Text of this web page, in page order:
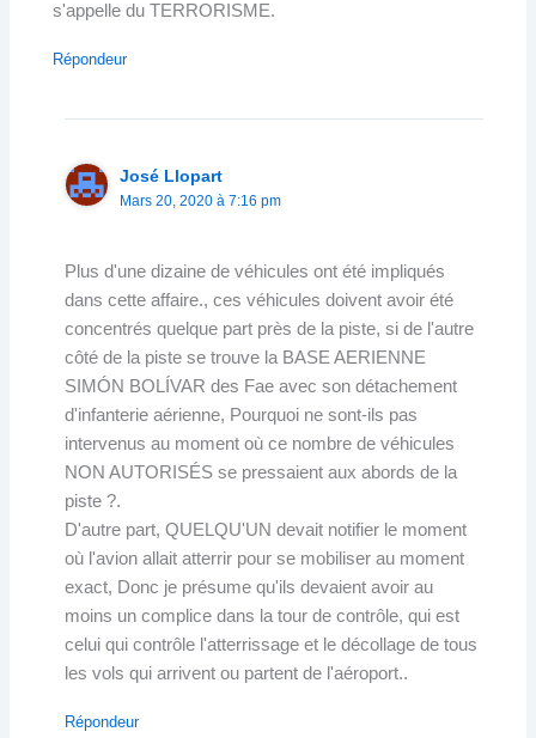
s'appelle du TERRORISME.
Répondeur
José Llopart
Mars 20, 2020 à 7:16 pm
Plus d'une dizaine de véhicules ont été impliqués
dans cette affaire., ces véhicules doivent avoir été
concentrés quelque part près de la piste, si de l'autre
côté de la piste se trouve la BASE AERIENNE
SIMÓN BOLÍVAR des Fae avec son détachement
d'infanterie aérienne, Pourquoi ne sont-ils pas
intervenus au moment où ce nombre de véhicules
NON AUTORISÉS se pressaient aux abords de la
piste ?.
D'autre part, QUELQU'UN devait notifier le moment
où l'avion allait atterrir pour se mobiliser au moment
exact, Donc je présume qu'ils devaient avoir au
moins un complice dans la tour de contrôle, qui est
celui qui contrôle l'atterrissage et le décollage de tous
les vols qui arrivent ou partent de l'aéroport..
Répondeur